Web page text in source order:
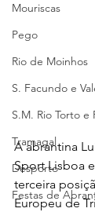
Mouriscas
Pego
Rio de Moinhos
S. Facundo e
S.M. Rio Torto e
Tramagal
Desporto
Festas de
A abrantina
Sport Lisboa
terceira
Europeu de